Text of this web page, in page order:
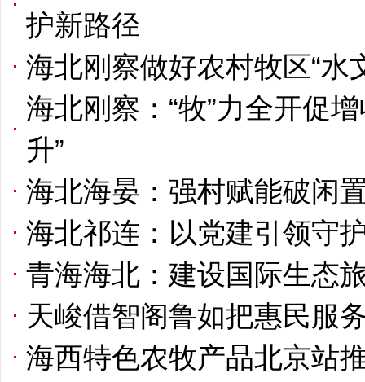
护新路径
海北刚察做好农村牧区“水
海北刚察：“牧”力全开促
升”
海北海晏：强村赋能破闲
海北祁连：以党建引领守
青海海北：建设国际生态
天峻借智阁鲁如把惠民服
海西特色农牧产品北京站